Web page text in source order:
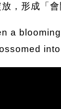
，形成「
a